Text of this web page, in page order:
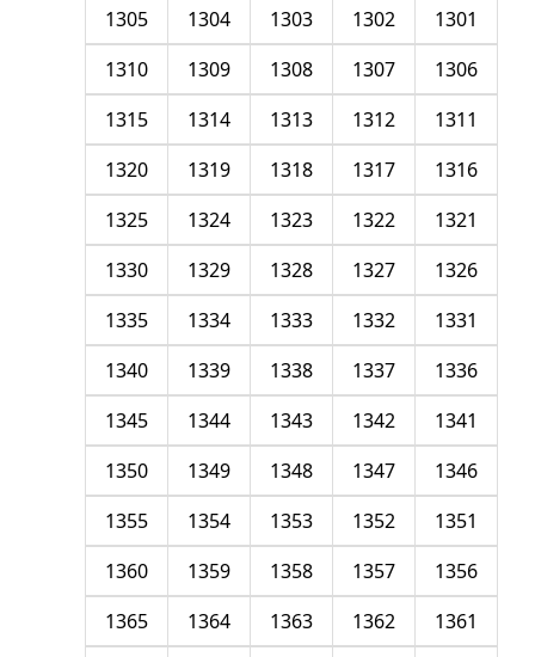
1301
1302
1303
1304
1305
1306
1307
1308
1309
1310
1311
1312
1313
1314
1315
1316
1317
1318
1319
1320
1321
1322
1323
1324
1325
1326
1327
1328
1329
1330
1331
1332
1333
1334
1335
1336
1337
1338
1339
1340
1341
1342
1343
1344
1345
1346
1347
1348
1349
1350
1351
1352
1353
1354
1355
1356
1357
1358
1359
1360
1361
1362
1363
1364
1365